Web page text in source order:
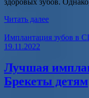
Читать далее
Имплантация зубов в
19.11.2022
Лучшая
Брекеты детям